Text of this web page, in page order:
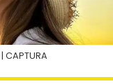
| CAPTURA